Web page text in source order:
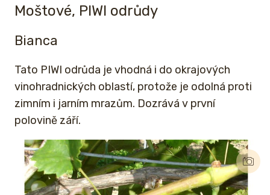
Moštové, PIWI odrůdy
Bianca
Tato PIWI odrůda je vhodná i do okrajových
vinohradnických oblastí, protože je odolná proti
zimním i jarním mrazům. Dozrává v první
polovině září.